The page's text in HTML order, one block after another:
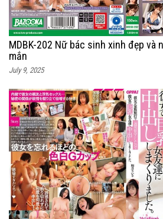
MDBK-202 Nữ bác sinh xinh đẹp và
mắn
July 9, 2025